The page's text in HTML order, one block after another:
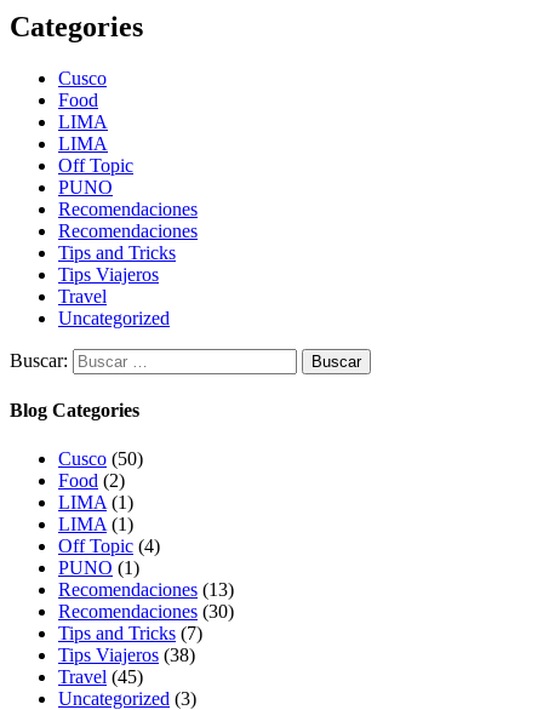
Categories
Cusco
Food
LIMA
LIMA
Off Topic
PUNO
Recomendaciones
Recomendaciones
Tips and Tricks
Tips Viajeros
Travel
Uncategorized
Buscar:
Blog Categories
Cusco (50)
Food (2)
LIMA (1)
LIMA (1)
Off Topic (4)
PUNO (1)
Recomendaciones (13)
Recomendaciones (30)
Tips and Tricks (7)
Tips Viajeros (38)
Travel (45)
Uncategorized (3)